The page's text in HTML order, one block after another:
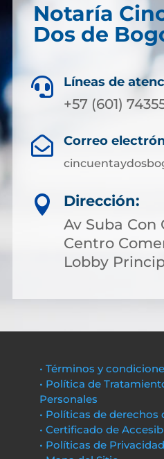
Notaría
Dos de
 Líneas de
+57 (601)
 Correo

Dirección:
Av Suba Con
Centro
Lobby
• Términos y
• Política de
Personales
• Políticas de derechos
• Certificado de
• Políticas de